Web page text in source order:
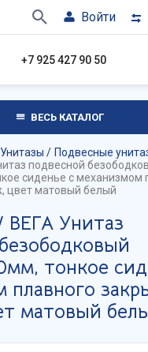
Войти
+7 925 427 90 50
ВЕСЬ КАТАЛОГ
Унитазы
Подвесные
подвесной
сиденье с механизмом
цвет матовый белый
ВЕГА Унитаз
тонкое
плавного
матовый